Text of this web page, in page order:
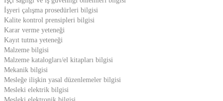
İşyeri çalışma prosedürleri bilgisi
Kalite kontrol prensipleri bilgisi
Karar verme yeteneği
Kayıt tutma yeteneği
Malzeme bilgisi
Malzeme katalogları/el kitapları bilgisi
Mekanik bilgisi
Mesleğe ilişkin yasal düzenlemeler bilgisi
Mesleki elektrik bilgisi